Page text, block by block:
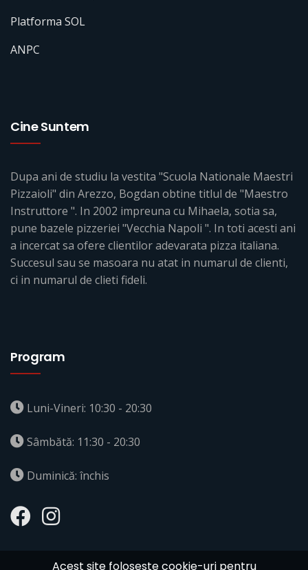
Cine Suntem
Dupa ani de studiu la vestita "Scuola Nationale Maestri
Pizzaioli" din Arezzo, Bogdan obtine titlul de "Maestro
Instruttore ". In 2002 impreuna cu Mihaela, sotia sa,
pune bazele pizzeriei "Vecchia Napoli ". In toti acesti ani
a incercat sa ofere clientilor adevarata pizza italiana.
Succesul sau se masoara nu atat in numarul de clienti,
ci in numarul de clieti fideli.
Platforma SOL
ANPC
Program
Luni-Vineri: 10:30 - 20:30
Sâmbătă: 11:30 - 20:30
Duminică: închis
Acest site foloseste cookie-uri pentru